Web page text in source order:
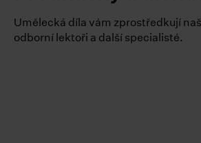
Umělecká díla vám zprostředkují
odborní lektoři a další specialisté.